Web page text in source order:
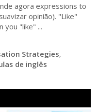
agora expressions to
opinião). "Like"
you "like" ...
Strategies,
de inglês